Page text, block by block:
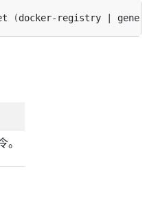
(docker-registry |